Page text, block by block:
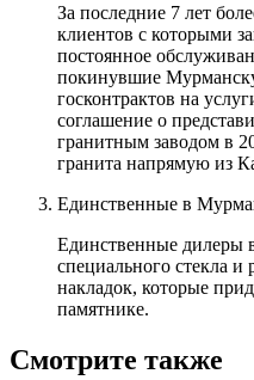
За последние 7 лет
клиентов с которыми
постоянное
покинувшие
госконтрактов на
соглашение о
гранитным заводом в
гранита напрямую из
Единственные в
Единственные дилеры
специального стекла
накладок, которые
памятнике.
Смотрите также